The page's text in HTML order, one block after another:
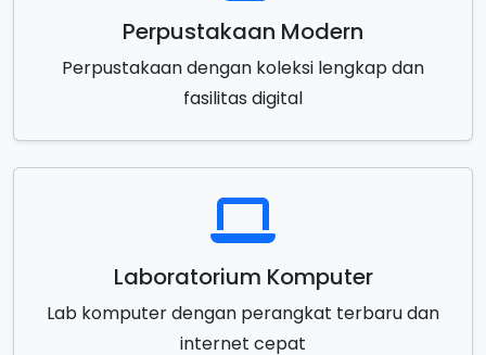
Perpustakaan Modern
Perpustakaan dengan koleksi lengkap dan
fasilitas digital
Laboratorium Komputer
Lab komputer dengan perangkat terbaru dan
internet cepat